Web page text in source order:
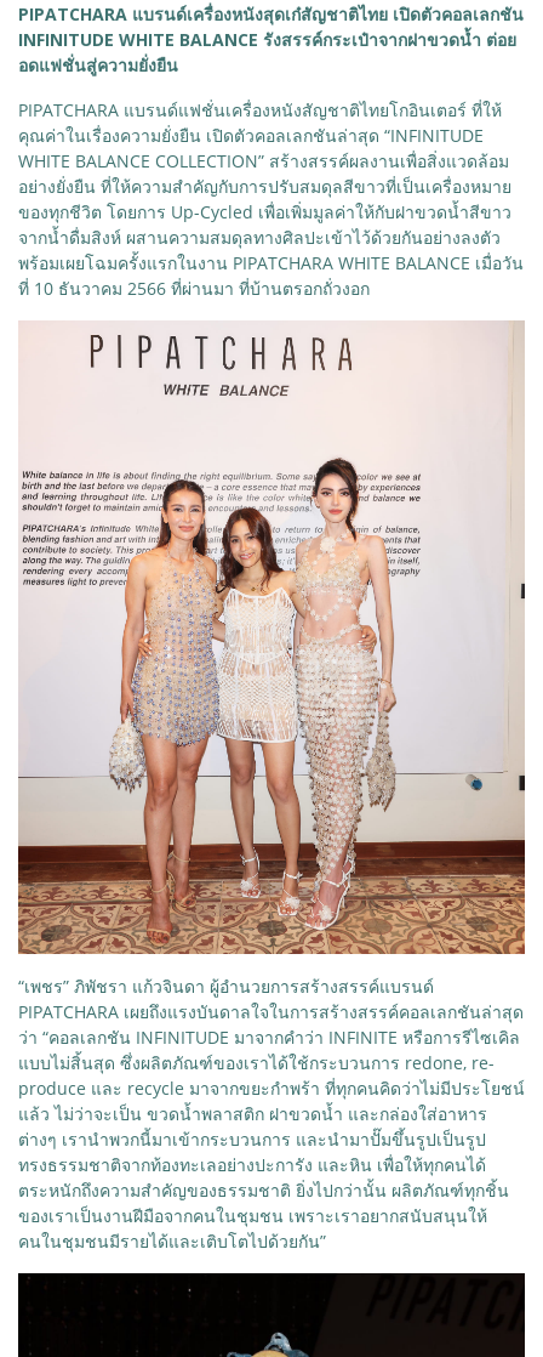
PIPATCHARA แบรนด์เครื่องหนังสุดเก๋สัญชาติไทย เปิดตัวคอลเลกชัน
INFINITUDE WHITE BALANCE รังสรรค์กระเป๋าจากฝาขวดน้ำ ต่อย
อดแฟชั่นสู่ความยั่งยืน
PIPATCHARA แบรนด์แฟชั่นเครื่องหนังสัญชาติไทยโกอินเตอร์ ที่ให้
คุณค่าในเรื่องความยั่งยืน เปิดตัวคอลเลกชันล่าสุด “INFINITUDE
WHITE BALANCE COLLECTION” สร้างสรรค์ผลงานเพื่อสิ่งแวดล้อม
อย่างยั่งยืน ที่ให้ความสำคัญกับการปรับสมดุลสีขาวที่เป็นเครื่องหมาย
ของทุกชีวิต โดยการ Up-Cycled เพื่อเพิ่มมูลค่าให้กับฝาขวดน้ำสีขาว
จากน้ำดื่มสิงห์ ผสานความสมดุลทางศิลปะเข้าไว้ด้วยกันอย่างลงตัว
พร้อมเผยโฉมครั้งแรกในงาน PIPATCHARA WHITE BALANCE เมื่อวัน
ที่ 10 ธันวาคม 2566 ที่ผ่านมา ที่บ้านตรอกถั่วงอก
“เพชร” ภิพัชรา แก้วจินดา ผู้อำนวยการสร้างสรรค์แบรนด์
PIPATCHARA เผยถึงแรงบันดาลใจในการสร้างสรรค์คอลเลกชันล่าสุด
ว่า “คอลเลกชัน INFINITUDE มาจากคำว่า INFINITE หรือการรีไซเคิล
แบบไม่สิ้นสุด ซึ่งผลิตภัณฑ์ของเราได้ใช้กระบวนการ redone, re-
produce และ recycle มาจากขยะกำพร้า ที่ทุกคนคิดว่าไม่มีประโยชน์
แล้ว ไม่ว่าจะเป็น ขวดน้ำพลาสติก ฝาขวดน้ำ และกล่องใส่อาหาร
ต่างๆ เรานำพวกนี้มาเข้ากระบวนการ และนำมาปั๊มขึ้นรูปเป็นรูป
ทรงธรรมชาติจากท้องทะเลอย่างปะการัง และหิน เพื่อให้ทุกคนได้
ตระหนักถึงความสำคัญของธรรมชาติ ยิ่งไปกว่านั้น ผลิตภัณฑ์ทุกชิ้น
ของเราเป็นงานฝีมือจากคนในชุมชน เพราะเราอยากสนับสนุนให้
คนในชุมชนมีรายได้และเติบโตไปด้วยกัน”